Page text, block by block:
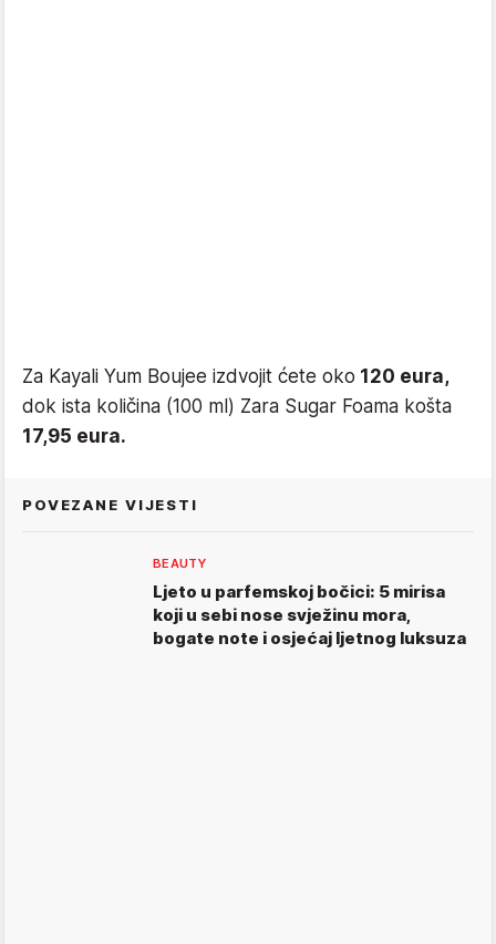
Za Kayali Yum Boujee izdvojit ćete oko 120 eura,
dok ista količina (100 ml) Zara Sugar Foama košta
17,95 eura.
POVEZANE VIJESTI
BEAUTY
Ljeto u parfemskoj bočici: 5 mirisa
koji u sebi nose svježinu mora,
bogate note i osjećaj ljetnog luksuza